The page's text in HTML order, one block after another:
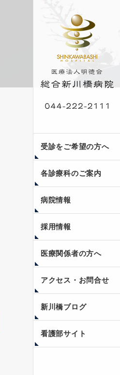
受診をご希望の方へ
各診療科のご案内
病院情報
採用情報
医療関係者の方へ
アクセス・お問合せ
新川橋ブログ
看護部サイト